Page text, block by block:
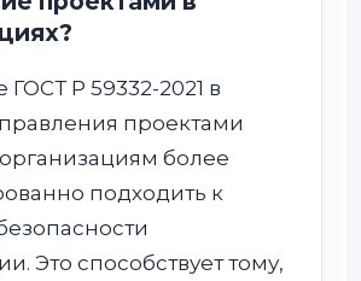
Р 59332-2021 в
проектами
более
подходить к
Это способствует тому,